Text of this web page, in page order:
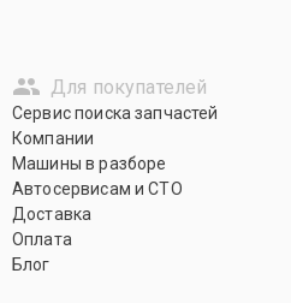
Для покупателей
Сервис поиска запчастей
Компании
Машины в разборе
Автосервисам и СТО
Доставка
Оплата
Блог